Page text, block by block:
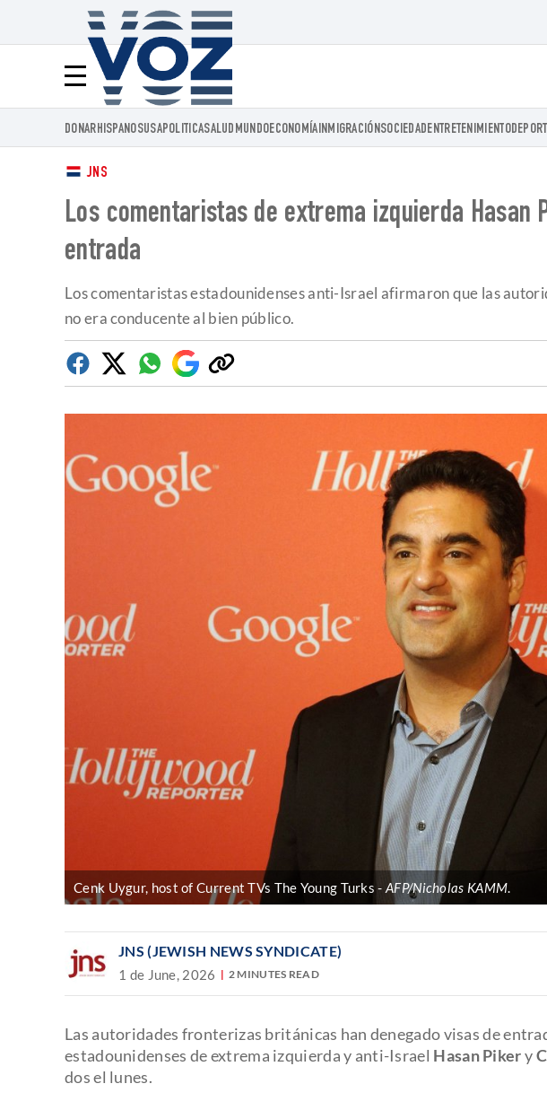
Menú
Voz.us
DONARHISPANOSUSAPOLITICASALUD MUNDOECONOMÍAINMIGRACIÓNSOCIEDADENTRETENIMIENTO
JNS
Los comentaristas de extrema izquierda Hasan
entrada
Los comentaristas estadounidenses anti-Israel afirmaron que las
no era conducente al bien público.
Facebook
TwitterWhatsapp
Google
Discover
Copiar
enlace
Cenk Uygur, host of Current TVs The Young Turks AFP/Nicholas KAMM.
JNS (JEWISH NEWS SYNDICATE)
1 de June, 2026 2 MINUTES READ
Las autoridades fronterizas británicas han denegado visas de
estadounidenses de extrema izquierda y anti-Israel Hasan Pikery
dos el lunes.